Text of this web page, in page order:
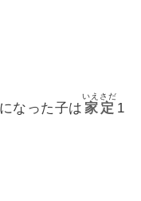
なった子は 家定
いえさだ
1